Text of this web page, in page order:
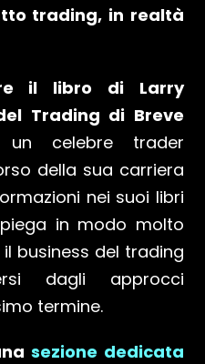
trading, in realtà
il libro di Larry
Trading di Breve
celebre trader
della sua carriera
nei suoi libri
in modo molto
business del trading
dagli approcci
termine.
sezione dedicata